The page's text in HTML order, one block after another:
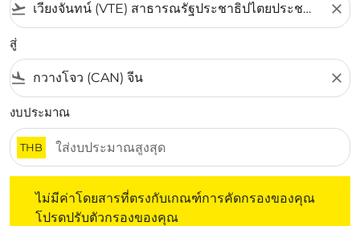
flight_takeoff close
สู่
flight_land close
งบประมาณ
THB
ไม่มีค่าโดยสารที่ตรงกับเกณฑ์การคัดกรองของคุณ
โปรดปรับตัวกรองของคุณ